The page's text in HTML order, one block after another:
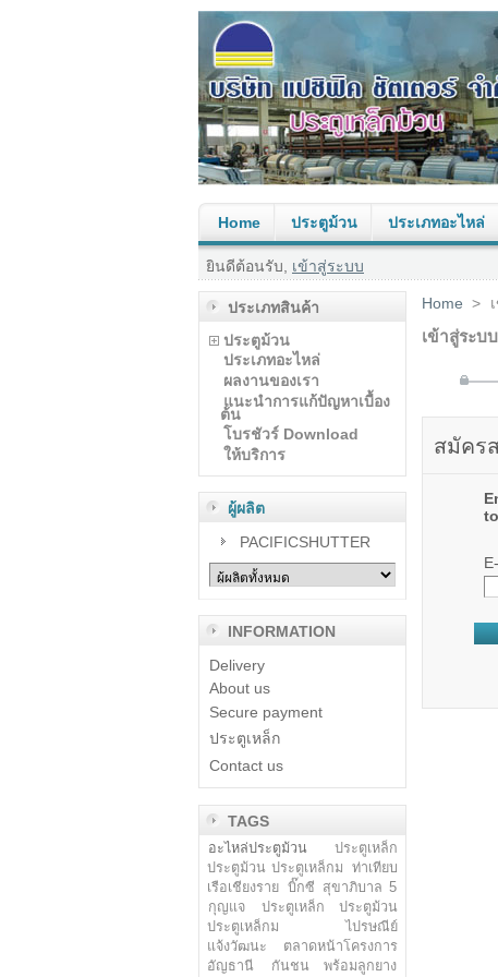
Home ประตูม้วน ประเภทอะไหล่
ยินดีต้อนรับ, เข้าสู่ระบบ
ประเภทสินค้า
ประตูม้วน
ประเภทอะไหล่
ผลงานของเรา
แนะนำการแก้ปัญหาเบื้อง
ต้น
โบรชัวร์ Download
ให้บริการ
ผู้ผลิต
PACIFICSHUTTER
INFORMATION
Delivery
About us
Secure payment
ประตูเหล็ก
Contact us
TAGS
อะไหล่ประตูม้วน
ประตูเหล็ก
ประตูม้วน ประตูเหล็กม
ท่าเทียบ
เรือเชียงราย
บิ๊กซี สุขาภิบาล 5
กุญแจ
ประตูเหล็ก ประตูม้วน
ประตูเหล็กม
ไปรษณีย์
แจ้งวัฒนะ
ตลาดหน้าโครงการ
อัญธานี
กันชน พร้อมลูกยาง
Home >
เข้าสู่ระบบ
สมัคร